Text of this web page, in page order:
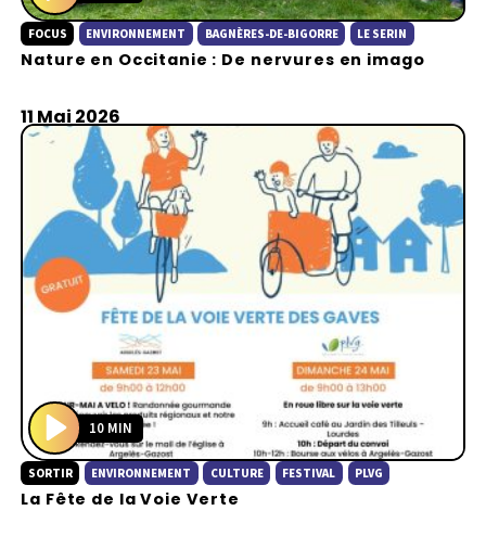
P
l
a
FOCUS ENVIRONNEMENT BAGNÈRES-DE-BIGORRE LE SERIN
Nature en Occitanie : De nervures en imago
11 Mai 2026
P
l
a
10 MIN
SORTIR ENVIRONNEMENT CULTURE FESTIVAL PLVG
La Fête de la Voie Verte